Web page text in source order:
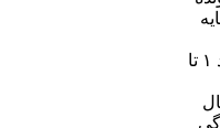
مهاجرت کبک حدود ١ تا